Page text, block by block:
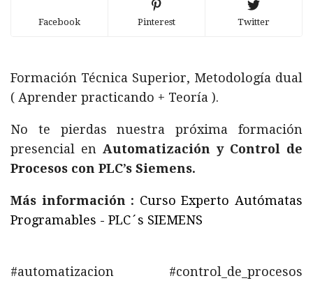
Facebook Pinterest Twitter
Formación Técnica Superior, Metodología dual
( Aprender practicando + Teoría ).
No te pierdas nuestra próxima formación
presencial en Automatización y Control de
Procesos con PLC’s Siemens.
Más información : Curso Experto Autómatas
Programables - PLC´s SIEMENS
#automatizacion #control_de_procesos